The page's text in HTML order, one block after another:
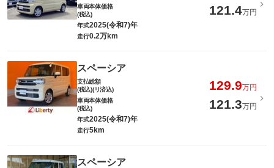
車両本体価格
(税込)
121.4万円
年式2025(令和7)年
走行0.2万km
スペーシア
支払総額
(税込)(リ済込)
129.9万円
車両本体価格
(税込)
121.3万円
年式2025(令和7)年
走行5km
スペーシア